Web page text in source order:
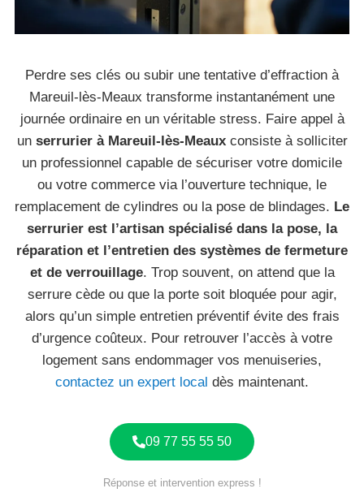
Perdre ses clés ou subir une tentative d’effraction à
Mareuil-lès-Meaux transforme instantanément une
journée ordinaire en un véritable stress. Faire appel à
un serrurier à Mareuil-lès-Meauxconsiste à solliciter
un professionnel capable de sécuriser votre domicile
ou votre commerce via l’ouverture technique, le
remplacement de cylindres ou la pose de blindages. Le
serrurier est l’artisan spécialisé dans la pose, la
réparation et l’entretien des systèmes de fermeture
et de verrouillage. Trop souvent, on attend que la
serrure cède ou que la porte soit bloquée pour agir,
alors qu’un simple entretien préventif évite des frais
d’urgence coûteux. Pour retrouver l’accès à votre
logement sans endommager vos menuiseries,
contactez un expert local dès maintenant.
09 77 55 55 50
Réponse et intervention express !